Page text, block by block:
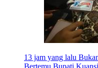
13 jam yang lalu